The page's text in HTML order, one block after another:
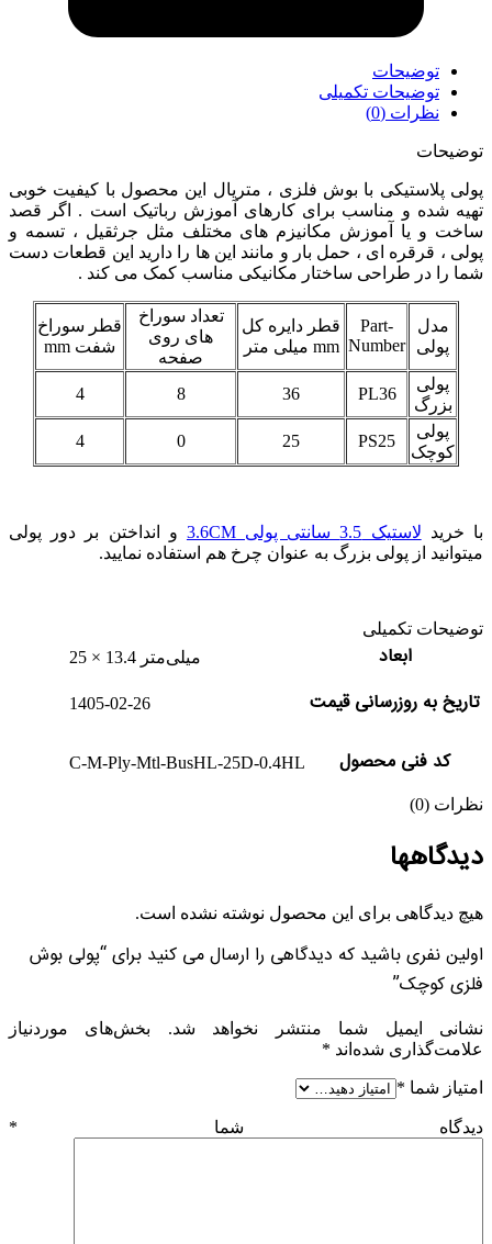
توضیحات
توضیحات تکمیلی
نظرات (0)
توضیحات
پولی پلاستیکی با بوش فلزی ، متریال این محصول با کیفیت خوبی
تهیه شده و مناسب برای کارهای آموزش رباتیک است . اگر قصد
ساخت و یا آموزش مکانیزم های مختلف مثل جرثقیل ، تسمه و
پولی ، قرقره ای ، حمل بار و مانند این ها را دارید این قطعات دست
شما را در طراحی ساختار مکانیکی مناسب کمک می کند .
مدل
پولی
Part-
Number
قطر دایره کل
mm میلی متر
تعداد سوراخ
های روی
صفحه
قطر سوراخ
شفت mm
پولی
بزرگ
PL36
36
8
4
پولی
کوچک
PS25
25
0
4
با خرید لاستیک 3.5 سانتی پولی 3.6CM
و انداختن بر دور پولی
میتوانید از پولی بزرگ به عنوان چرخ هم استفاده نمایید.
توضیحات تکمیلی
ابعاد 25 × 13.4 میلی‌متر
تاریخ به روزرسانی قیمت 1405-02-26
کد فنی محصول C-M-Ply-Mtl-BusHL-25D-0.4HL
نظرات (0)
دیدگاهها
هیچ دیدگاهی برای این محصول نوشته نشده است.
اولین نفری باشید که دیدگاهی را ارسال می کنید برای “پولی بوش
فلزی کوچک”
نشانی ایمیل شما منتشر نخواهد شد.
بخش‌های موردنیاز
علامت‌گذاری شده‌اند *
امتیاز شما *
دیدگاه شما *